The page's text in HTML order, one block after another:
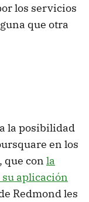
los servicios
que otra
la posibilidad
en los
que con la
aplicación
Redmond les